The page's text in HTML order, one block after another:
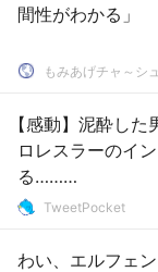
間性がわかる」
もみあげチャ～シ
【感動】泥酔し
ロレスラーのイ
る………
TweetPocket
わい、エルフェ